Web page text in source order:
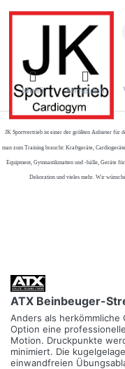
Menü Anmelden
JK Sportvertrieb ist einer der größten Anbieter für
man zum Training braucht: Kraftgeräte,
Equipment, Gymnastikmatten und -bälle, Geräte
Dekoration und vieles mehr. Wir
ATX Beinbeuger-
Anders als
Option eine
Motion. Druckpunkte
minimiert. Die
einwandfreien